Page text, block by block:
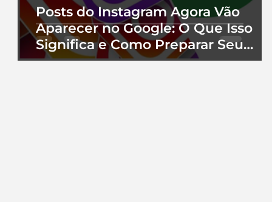
Posts do Instagram Agora Vão
Aparecer no Google: O Que Isso
Significa e Como Preparar Seu
Perfil